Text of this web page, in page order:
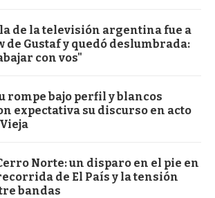
de la televisión argentina fue a
de Gustaf y quedó deslumbrada:
con vos"
rompe bajo perfil y blancos
expectativa su discurso en acto
Norte: un disparo en el pie en
de El País y la tensión
bandas